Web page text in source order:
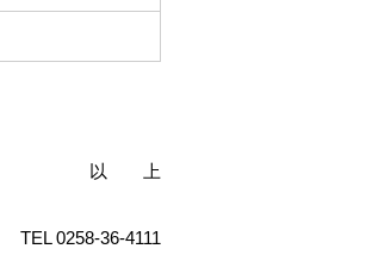
以 上
TEL 0258-36-4111